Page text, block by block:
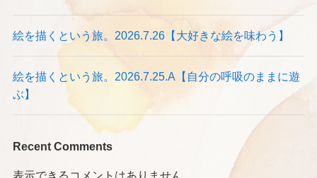
絵を描くという旅。2026.7.26【大好きな絵を味わう】
絵を描くという旅。2026.7.25.A【自分の呼吸のままに遊
ぶ】
Recent Comments
表示できるコメントはありません。